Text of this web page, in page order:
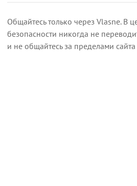
Общайтесь только через Vlasne. В
безопасности никогда не
и не общайтесь за пределами сайта